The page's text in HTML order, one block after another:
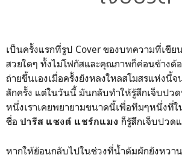
เป็นครั้งแรกที่รูป Cover ของบทความที่เขีย
สวยใดๆ ทั้งไม่โฟกัสและคุณภาพก็ค่อนข้างด้
ถ่ายขึ้นเองเมื่อครั้งยังหลงใหลสโมสรแห่งนี้
สักครั้ง แต่ในวันนี้ มันกลับทำให้รู้สึกเจ็บปว
หนึ่งเราเคยพยายามขนาดนี้เพื่อทีมๆหนึ่งที่
ชื่อ ปารีส แซงต์ แชร์กแมง ก็รู้สึกเจ็บปวด
หากให้ย้อนกลับไปในช่วงที่น้ำต้มผักยังหวา